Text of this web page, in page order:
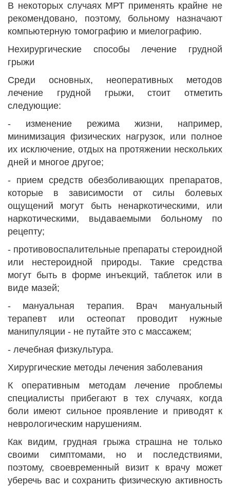
В некоторых случаях МРТ применять крайне не
рекомендовано, поэтому, больному назначают
компьютерную томографию и миелографию.
Нехирургические способы лечение грудной
грыжи
Среди основных, неоперативных методов
лечение грудной грыжи, стоит отметить
следующие:
- изменение режима жизни, например,
минимизация физических нагрузок, или полное
их исключение, отдых на протяжении нескольких
дней и многое другое;
- прием средств обезболивающих препаратов,
которые в зависимости от силы болевых
ощущений могут быть ненаркотическими, или
наркотическими, выдаваемыми больному по
рецепту;
- противовоспалительные препараты стероидной
или нестероидной природы. Такие средства
могут быть в форме инъекций, таблеток или в
виде мазей;
- мануальная терапия. Врач мануальный
терапевт или остеопат проводит нужные
манипуляции - не путайте это с массажем;
- лечебная физкультура.
Хирургические методы лечения заболевания
К оперативным методам лечение проблемы
специалисты прибегают в тех случаях, когда
боли имеют сильное проявление и приводят к
неврологическим нарушениям.
Как видим, грудная грыжа страшна не только
своими симптомами, но и последствиями,
поэтому, своевременный визит к врачу может
уберечь вас и сохранить физическую активность